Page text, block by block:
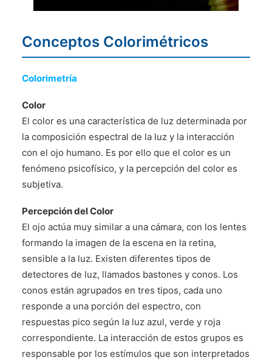
Conceptos Colorimétricos
Colorimetría
Color
El color es una característica de luz determinada por
la composición espectral de la luz y la interacción
con el ojo humano. Es por ello que el color es un
fenómeno psicofísico, y la percepción del color es
subjetiva.
Percepción del Color
El ojo actúa muy similar a una cámara, con los lentes
formando la imagen de la escena en la retina,
sensible a la luz. Existen diferentes tipos de
detectores de luz, llamados bastones y conos. Los
conos están agrupados en tres tipos, cada uno
responde a una porción del espectro, con
respuestas pico según la luz azul, verde y roja
correspondiente. La interacción de estos grupos es
responsable por los estímulos que son interpretados